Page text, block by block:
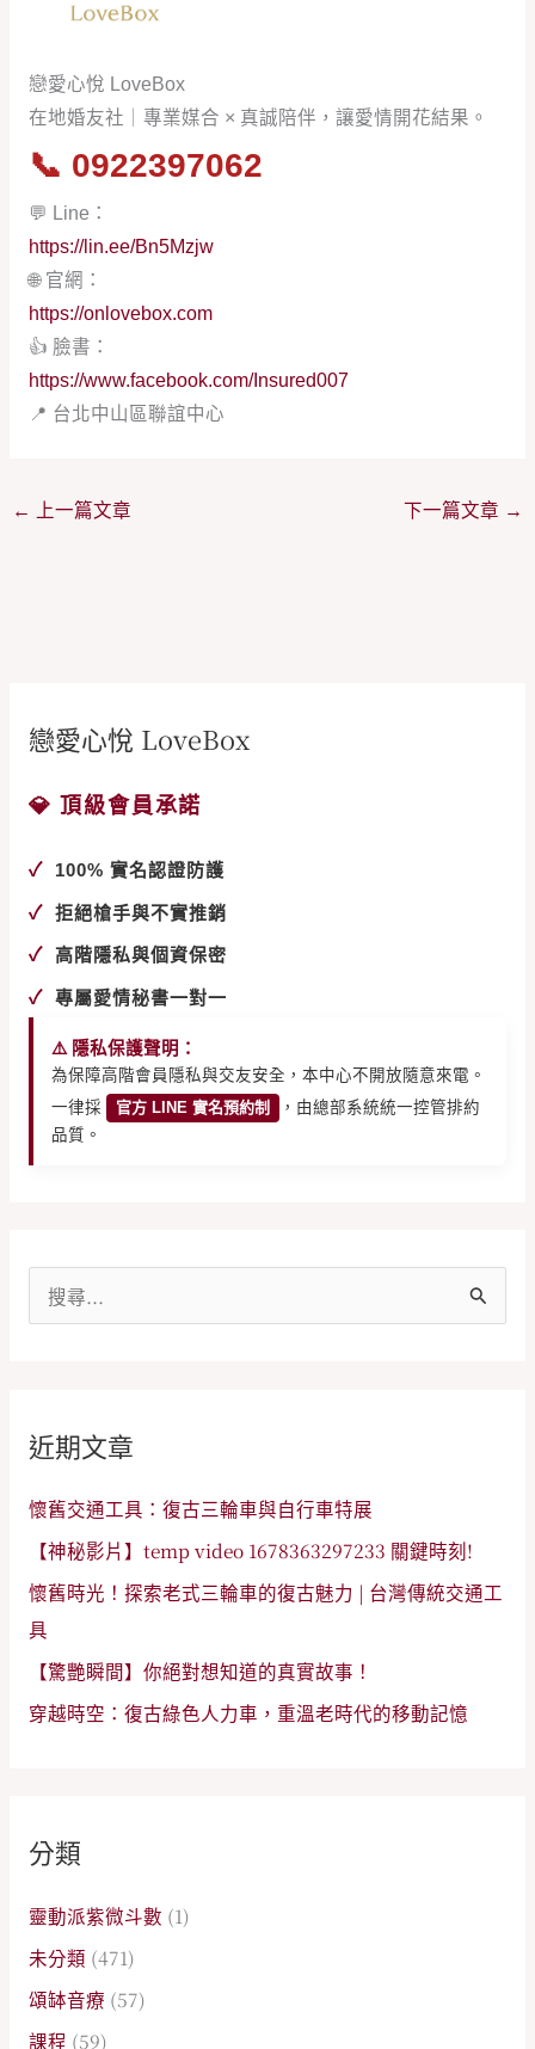
戀愛心悅 LoveBox
在地婚友社｜專業媒合 × 真誠陪伴，讓愛情開花結果。
📞 0922397062
💬 Line：
https://lin.ee/Bn5Mzjw
🌐 官網：
https://onlovebox.com
👍 臉書：
https://www.facebook.com/Insured007
📍 台北中山區聯誼中心
← 上一篇文章 下一篇文章 →
戀愛心悅 LoveBox
💎 頂級會員承諾
✓ 100% 實名認證防護
✓ 拒絕槍手與不實推銷
✓ 高階隱私與個資保密
✓ 專屬愛情秘書一對一
⚠️ 隱私保護聲明：
為保障高階會員隱私與交友安全，本中心不開放隨意來電。
一律採
官方 LINE 實名預約制
，由總部系統統一控管排約
品質。
字
近期文章
懷舊交通工具：復古三輪車與自行車特展
【神秘影片】temp video 1678363297233 關鍵時刻!
懷舊時光！探索老式三輪車的復古魅力 | 台灣傳統交通工
具
【驚艷瞬間】你絕對想知道的真實故事！
穿越時空：復古綠色人力車，重溫老時代的移動記憶
分類
靈動派紫微斗數 (1)
未分類 (471)
頌缽音療 (57)
課程 (59)